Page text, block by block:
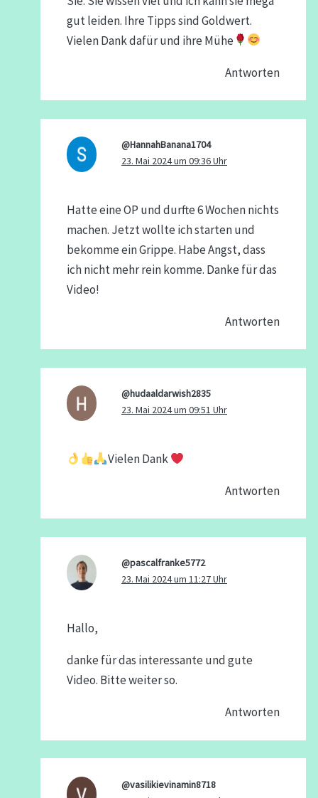
gut leiden. Ihre Tipps sind Goldwert.
Vielen Dank dafür und ihre Mühe
Antworten
@HannahBanana1704
23. Mai 2024 um 09:36 Uhr
Hatte eine OP und durfte 6 Wochen nichts
machen. Jetzt wollte ich starten und
bekomme ein Grippe. Habe Angst, dass
ich nicht mehr rein komme. Danke für das
Video!
Antworten
@hudaaldarwish2835
23. Mai 2024 um 09:51 Uhr
Vielen Dank
Antworten
@pascalfranke5772
23. Mai 2024 um 11:27 Uhr
Hallo,
danke für das interessante und gute
Video. Bitte weiter so.
Antworten
@vasilikievinamin8718